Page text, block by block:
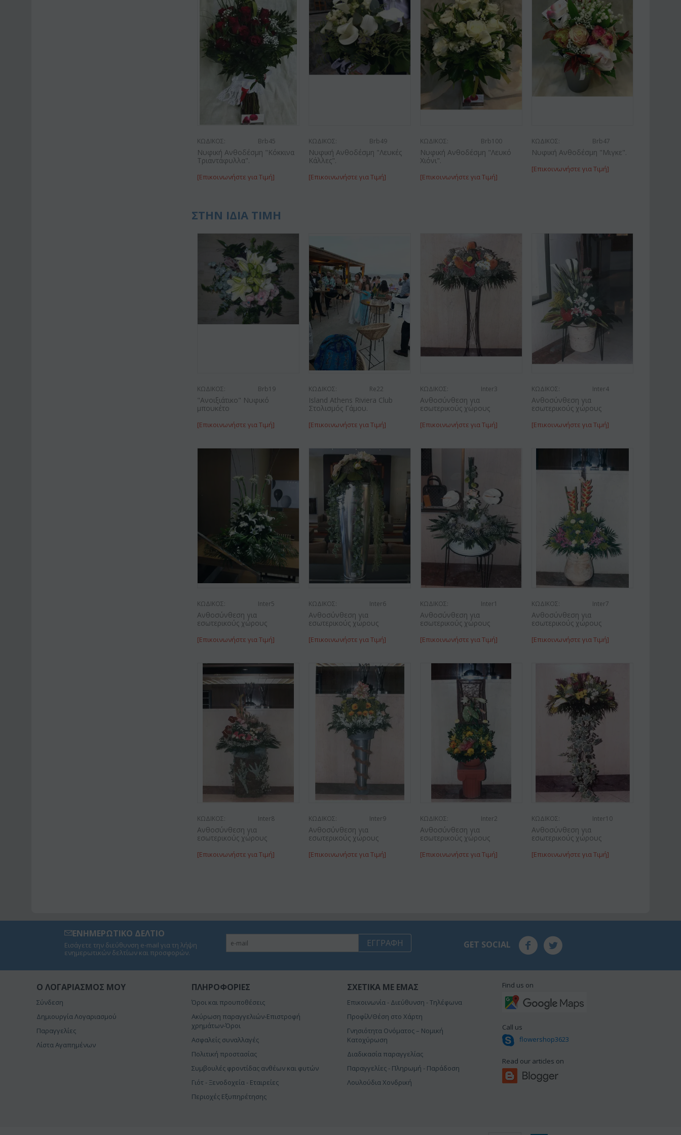
ΚΩΔΙΚΟΣ: Brb45
Νυφική Ανθοδέσμη "Κόκκινα
Τριαντάφυλλα".
[Επικοινωνήστε για Τιμή]
ΚΩΔΙΚΟΣ: Brb49
Νυφική Ανθοδέσμη "Λευκές
Κάλλες".
[Επικοινωνήστε για Τιμή]
ΚΩΔΙΚΟΣ: Brb100
Νυφική Ανθοδέσμη "Λευκό
Χιόνι".
[Επικοινωνήστε για Τιμή]
ΚΩΔΙΚΟΣ: Brb47
Νυφική Ανθοδέσμη "Μιγκε".
[Επικοινωνήστε για Τιμή]
ΣΤΗΝ ΙΔΙΑ ΤΙΜΗ
ΚΩΔΙΚΟΣ: Brb19
"Ανοιξιάτικο" Νυφικό
μπουκέτο
[Επικοινωνήστε για Τιμή]
ΚΩΔΙΚΟΣ: Re22
Island Athens Riviera Club
Στολισμός Γάμου.
[Επικοινωνήστε για Τιμή]
ΚΩΔΙΚΟΣ: Inter3
Ανθοσύνθεση για
εσωτερικούς χώρους
[Επικοινωνήστε για Τιμή]
ΚΩΔΙΚΟΣ: Inter4
Ανθοσύνθεση για
εσωτερικούς χώρους
[Επικοινωνήστε για Τιμή]
ΚΩΔΙΚΟΣ: Inter5
Ανθοσύνθεση για
εσωτερικούς χώρους
[Επικοινωνήστε για Τιμή]
ΚΩΔΙΚΟΣ: Inter6
Ανθοσύνθεση για
εσωτερικούς χώρους
[Επικοινωνήστε για Τιμή]
ΚΩΔΙΚΟΣ: Inter1
Ανθοσύνθεση για
εσωτερικούς χώρους
[Επικοινωνήστε για Τιμή]
ΚΩΔΙΚΟΣ: Inter7
Ανθοσύνθεση για
εσωτερικούς χώρους
[Επικοινωνήστε για Τιμή]
ΚΩΔΙΚΟΣ: Inter8
Ανθοσύνθεση για
εσωτερικούς χώρους
[Επικοινωνήστε για Τιμή]
ΚΩΔΙΚΟΣ: Inter9
Ανθοσύνθεση για
εσωτερικούς χώρους
[Επικοινωνήστε για Τιμή]
ΚΩΔΙΚΟΣ: Inter2
Ανθοσύνθεση για
εσωτερικούς χώρους
[Επικοινωνήστε για Τιμή]
ΚΩΔΙΚΟΣ: Inter10
Ανθοσύνθεση για
εσωτερικούς χώρους
[Επικοινωνήστε για Τιμή]
ΕΝΗΜΕΡΩΤΙΚΟ ΔΕΛΤΙΟ
Εισάγετε την διεύθυνση e-mail για τη λήψη
ενημερωτικών δελτίων και προσφορών.
ΕΓΓΡΑΦΉ GET SOCIAL
O ΛΟΓΑΡΙΑΣΜΌΣ ΜΟΥ
Σύνδεση
Δημιουργία Λογαριασμού
Παραγγελίες
Λίστα Αγαπημένων
ΠΛΗΡΟΦΟΡΊΕΣ
Όροι και προυποθέσεις
Ακύρωση παραγγελιών-Επιστροφή
χρημάτων-Όροι
Ασφαλείς συναλλαγές
Πολιτική προστασίας
Συμβουλές φροντίδας ανθέων και φυτών
Γιότ - Ξενοδοχεία - Εταιρείες
Περιοχές Εξυπηρέτησης
ΣΧΕΤΙΚΆ ΜΕ ΕΜΆΣ
Επικοινωνία - Διεύθυνση - Τηλέφωνα
Προφίλ/Θέση στο Χάρτη
Γνησιότητα Ονόματος – Νομική
Κατοχύρωση
Διαδικασία παραγγελίας
Παραγγελίες - Πληρωμή - Παράδοση
Λουλούδια Χονδρική
Find us on
Call us
flowershop3623
Read our articles on